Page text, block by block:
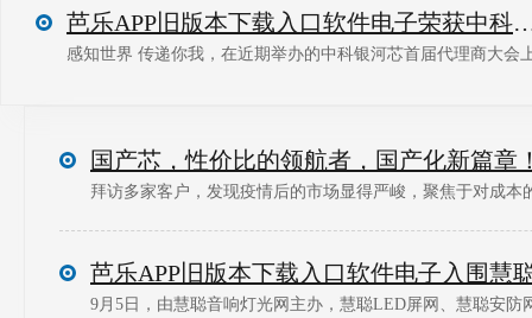
芭乐APP旧版本下载入口软件电子荣
国产芯，性价比的领航者，国产化新篇章
拜访多家客户，发现疫情后的市场显得严峻，聚焦于对成本
9月5日，由慧聪音响灯光网主办，慧聪LED屏网、慧聪安防